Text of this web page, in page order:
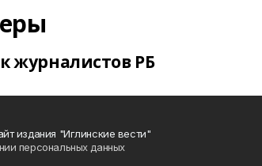
журналистов РБ
издания "Иглинские вести"
персональных данных